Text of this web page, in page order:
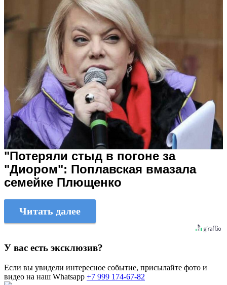
"Потеряли стыд в погоне за
"Диором": Поплавская вмазала
семейке Плющенко
Читать далее
У вас есть эксклюзив?
Если вы увидели интересное событие, присылайте фото и
видео на наш Whatsapp +7 999 174-67-82